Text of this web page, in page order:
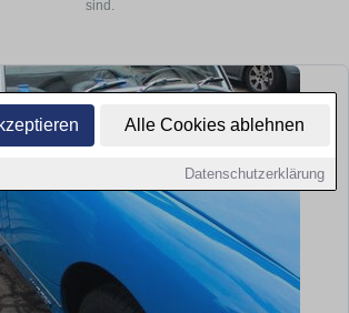
Alle Cookies ablehnen
Datenschutzerklärung
sind.